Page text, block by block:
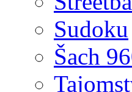
Sudoku
Šach